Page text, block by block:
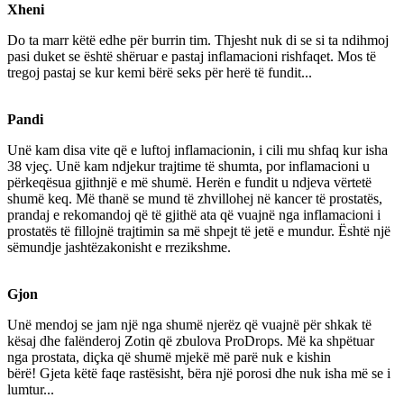
Xheni
Do ta marr këtë edhe për burrin tim. Thjesht nuk di se si ta ndihmoj
pasi duket se është shëruar e pastaj inflamacioni rishfaqet. Mos të
tregoj pastaj se kur kemi bërë seks për herë të fundit...
Pandi
Unë kam disa vite që e luftoj inflamacionin, i cili mu shfaq kur isha
38 vjeç. Unë kam ndjekur trajtime të shumta, por inflamacioni u
përkeqësua gjithnjë e më shumë. Herën e fundit u ndjeva vërtetë
shumë keq. Më thanë se mund të zhvillohej në kancer të prostatës,
prandaj e rekomandoj që të gjithë ata që vuajnë nga inflamacioni i
prostatës të fillojnë trajtimin sa më shpejt të jetë e mundur. Është një
sëmundje jashtëzakonisht e rrezikshme.
Gjon
Unë mendoj se jam një nga shumë njerëz që vuajnë për shkak të
kësaj dhe falënderoj Zotin që zbulova ProDrops. Më ka shpëtuar
nga prostata, diçka që shumë mjekë më parë nuk e kishin
bërë! Gjeta këtë faqe rastësisht, bëra një porosi dhe nuk isha më se i
lumtur...